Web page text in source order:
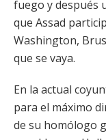
fuego y después
que Assad
Washington,
que se vaya.
En la actual
para el máximo
de su homólogo